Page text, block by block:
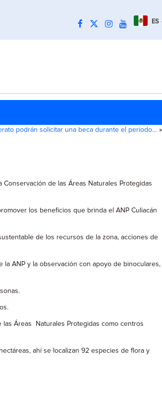
ES
podrán solicitar una beca durante el periodo… »
de las Áreas Naturales Protegidas
los beneficios que brinda el ANP Culiacán
de los recursos de la zona, acciones de
la ANP y la observación con apoyo de binoculares,
las Áreas Naturales Protegidas como centros
ahí se localizan 92 especies de flora y